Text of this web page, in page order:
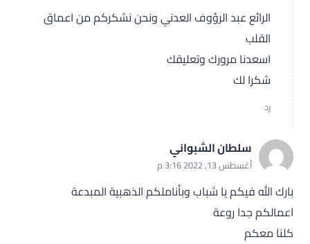
الرائع عبد الرؤوف العدني ونحن نشكركم من اعماق
القلب
اسعدنا مرورك وتعليقك
شكرا لك
رد
سلطان الشبواني
أغسطس 13, 2022 3:16 م
بارك الله فيكم يا شباب وبأناملكم الذهبية المبدعة
اعمالكم جدا روعة
كلنا معكم